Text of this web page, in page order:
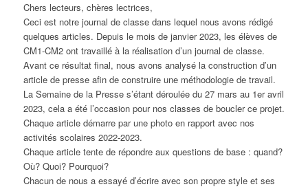
Chers lecteurs, chères lectrices,
Ceci est notre journal de classe dans lequel nous avons rédigé
quelques articles. Depuis le mois de janvier 2023, les élèves de
CM1-CM2 ont travaillé à la réalisation d’un journal de classe.
Avant ce résultat final, nous avons analysé la construction d’un
article de presse afin de construire une méthodologie de travail.
La Semaine de la Presse s’étant déroulée du 27 mars au 1er avril
2023, cela a été l’occasion pour nos classes de boucler ce projet.
Chaque article démarre par une photo en rapport avec nos
activités scolaires 2022-2023.
Chaque article tente de répondre aux questions de base : quand?
Où? Quoi? Pourquoi?
Chacun de nous a essayé d’écrire avec son propre style et ses